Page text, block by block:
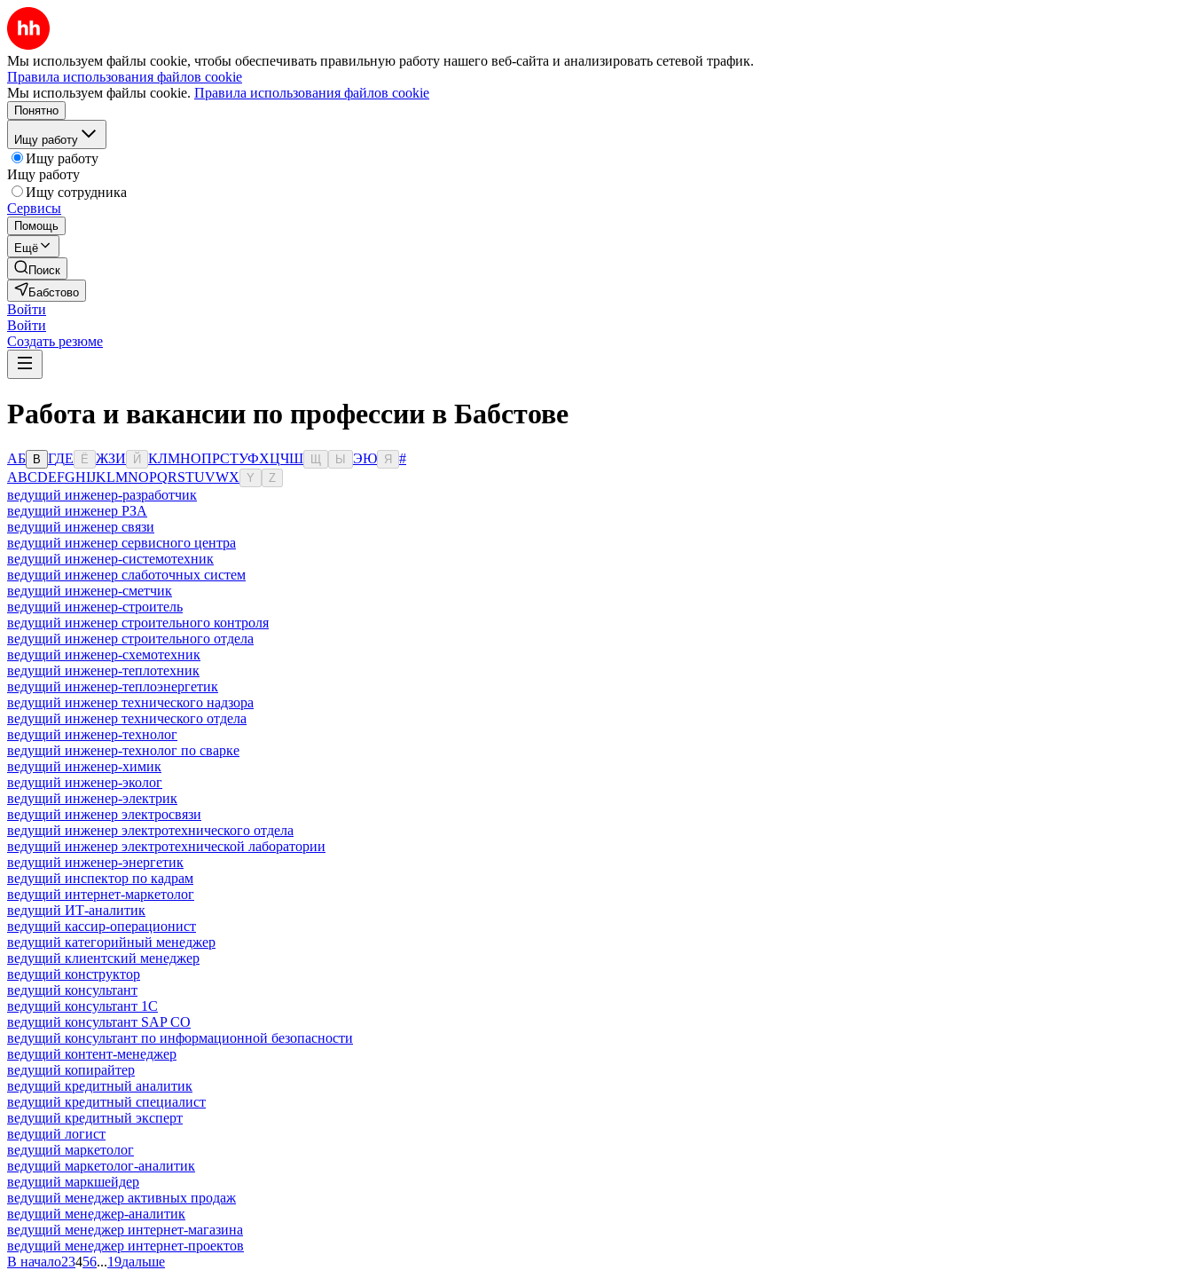
Мы используем файлы cookie, чтобы обеспечивать правильную работу нашего веб-сайта и анализировать сетевой трафик.
Правила использования файлов cookie
Мы используем файлы cookie. Правила использования файлов cookie
Понятно
Ищу работу
Ищу работу
Ищу работу
Ищу сотрудника
Сервисы
Помощь
Ещё
Поиск
Бабстово
Войти
Войти
Создать резюме
Работа и вакансии по профессии в Бабстове
АБ В ГДЕ Ё ЖЗИ Й КЛМНОПРСТУФХЦЧШ Ы ЭЮ Я
#
ABCDEFGHIJKLMNOPQRSTUVWX Y Z
ведущий инженер-разработчик
ведущий инженер РЗА
ведущий инженер связи
ведущий инженер сервисного центра
ведущий инженер-системотехник
ведущий инженер слаботочных систем
ведущий инженер-сметчик
ведущий инженер-строитель
ведущий инженер строительного контроля
ведущий инженер строительного отдела
ведущий инженер-схемотехник
ведущий инженер-теплотехник
ведущий инженер-теплоэнергетик
ведущий инженер технического надзора
ведущий инженер технического отдела
ведущий инженер-технолог
ведущий инженер-технолог по сварке
ведущий инженер-химик
ведущий инженер-эколог
ведущий инженер-электрик
ведущий инженер электросвязи
ведущий инженер электротехнического отдела
ведущий инженер электротехнической лаборатории
ведущий инженер-энергетик
ведущий инспектор по кадрам
ведущий интернет-маркетолог
ведущий ИТ-аналитик
ведущий кассир-операционист
ведущий категорийный менеджер
ведущий клиентский менеджер
ведущий конструктор
ведущий консультант
ведущий консультант 1С
ведущий консультант SAP CO
ведущий консультант по информационной безопасности
ведущий контент-менеджер
ведущий копирайтер
ведущий кредитный аналитик
ведущий кредитный специалист
ведущий кредитный эксперт
ведущий логист
ведущий маркетолог
ведущий маркетолог-аналитик
ведущий маркшейдер
ведущий менеджер активных продаж
ведущий менеджер-аналитик
ведущий менеджер интернет-магазина
ведущий менеджер интернет-проектов
В начало23456...19дальше